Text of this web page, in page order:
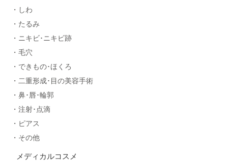
・しわ
・たるみ
・ニキビ･ニキビ跡
・毛穴
・できもの･ほくろ
・二重形成･目の美容手術
・鼻･唇･輪郭
・注射･点滴
・ピアス
・その他
メディカルコスメ